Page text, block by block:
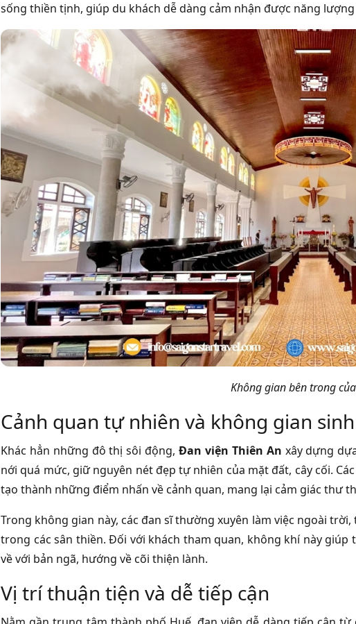
sống thiền tịnh, giúp du khách dễ dàng cảm nhận được năng
Không gian bên trong
Cảnh quan tự nhiên và không gian
Khác hẳn những đô thị sôi động,Đan viện Thiên An xây dựng
nới quá mức, giữ nguyên nét đẹp tự nhiên của mặt đất, cây cối.
tạo thành những điểm nhấn về cảnh quan, mang lại cảm giác thư
Trong không gian này, các đan sĩ thường xuyên làm việc ngoài
trong các sân thiền. Đối với khách tham quan, không khí này
về với bản ngã, hướng về cõi thiện lành.
Vị trí thuận tiện và dễ tiếp cận